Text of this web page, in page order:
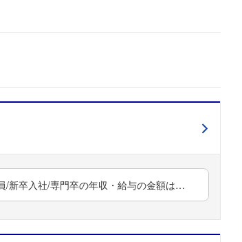
フォローしました
ちらの企業もフォローしませんか？
/新卒入社/専門卒の年収・給与の金額は…